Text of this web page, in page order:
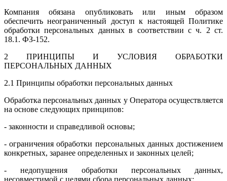
Компания обязана опубликовать или иным образом
обеспечить неограниченный доступ к настоящей Политике
обработки персональных данных в соответствии с ч. 2 ст.
18.1. ФЗ‑152.
2 ПРИНЦИПЫ И УСЛОВИЯ ОБРАБОТКИ
ПЕРСОНАЛЬНЫХ ДАННЫХ
2.1 Принципы обработки персональных данных
Обработка персональных данных у Оператора осуществляется
на основе следующих принципов:
- законности и справедливой основы;
- ограничения обработки персональных данных достижением
конкретных, заранее определенных и законных целей;
- недопущения обработки персональных данных,
несовместимой с целями сбора персональных данных;